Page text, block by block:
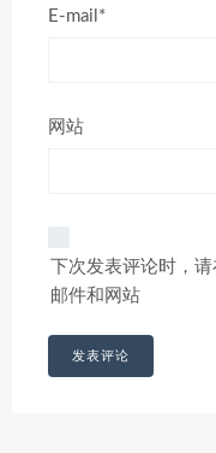
E-mail*
网站
下次发表评论时，
邮件和网站